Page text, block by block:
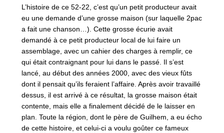
L’histoire de ce 52-22, c’est qu’un petit producteur avait
eu une demande d’une grosse maison (sur laquelle 2pac
a fait une chanson…). Cette grosse écurie avait
demandé à ce petit producteur local de lui faire un
assemblage, avec un cahier des charges à remplir, ce
qui était contraignant pour lui dans le passé. Il s’est
lancé, au début des années 2000, avec des vieux fûts
dont il pensait qu’ils feraient l’affaire. Après avoir travaillé
dessus, il est arrivé à ce résultat, la grosse maison était
contente, mais elle a finalement décidé de le laisser en
plan. Toute la région, dont le père de Guilhem, a eu écho
de cette histoire, et celui-ci a voulu goûter ce fameux